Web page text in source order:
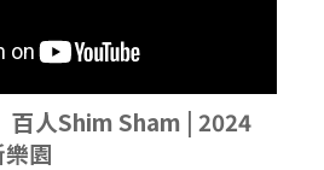
百人Shim Sham | 2024
園